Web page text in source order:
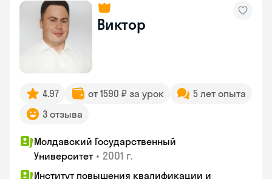
Виктор
4.97 от 1590 ₽ за урок
5 лет опыта
3 отзыва
Молдавский Государственный
Университет • 2001 г.
Институт повышения квалификации и